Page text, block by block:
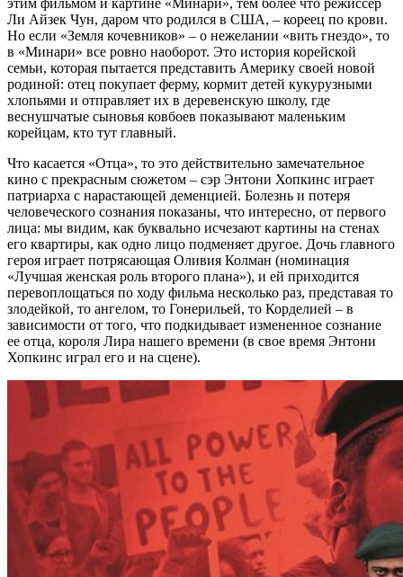
Ли Айзек Чун, даром что родился в США, – кореец по крови.
Но если «Земля кочевников» – о нежелании «вить гнездо», то
в «Минари» все ровно наоборот. Это история корейской
семьи, которая пытается представить Америку своей новой
родиной: отец покупает ферму, кормит детей кукурузными
хлопьями и отправляет их в деревенскую школу, где
веснушчатые сыновья ковбоев показывают маленьким
корейцам, кто тут главный.
Что касается «Отца», то это действительно замечательное
кино с прекрасным сюжетом – сэр Энтони Хопкинс играет
патриарха с нарастающей деменцией. Болезнь и потеря
человеческого сознания показаны, что интересно, от первого
лица: мы видим, как буквально исчезают картины на стенах
его квартиры, как одно лицо подменяет другое. Дочь главного
героя играет потрясающая Оливия Колман (номинация
«Лучшая женская роль второго плана»), и ей приходится
перевоплощаться по ходу фильма несколько раз, представая то
злодейкой, то ангелом, то Гонерильей, то Корделией – в
зависимости от того, что подкидывает измененное сознание
ее отца, короля Лира нашего времени (в свое время Энтони
Хопкинс играл его и на сцене).